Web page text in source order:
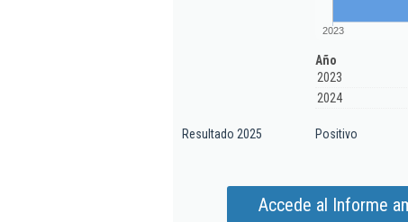
2023
Año
2023
2024
Resultado 2025 Positivo
Accede al Informe